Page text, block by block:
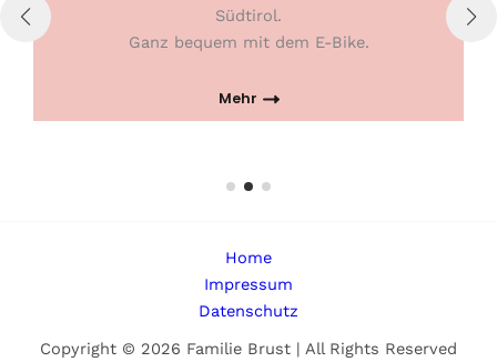
Südtirol.
Ganz bequem mit dem E-Bike.
Mehr
Home
Impressum
Datenschutz
Copyright © 2026 Familie Brust | All Rights Reserved